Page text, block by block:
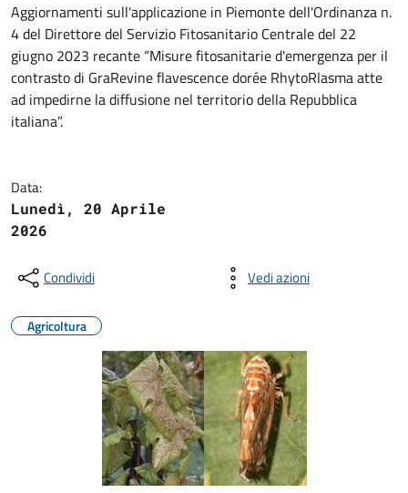
Aggiornamenti sull'applicazione in Piemonte dell'Ordinanza n.
4 del Direttore del Servizio Fitosanitario Centrale del 22
giugno 2023 recante “Misure fitosanitarie d'emergenza per il
contrasto di GraRevine flavescence dorée RhytoRlasma atte
ad impedirne la diffusione nel territorio della Repubblica
italiana”.
Data:
Lunedì, 20 Aprile
2026
Condividi Vedi azioni
Agricoltura